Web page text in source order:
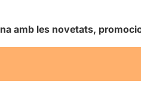
amb les novetats,